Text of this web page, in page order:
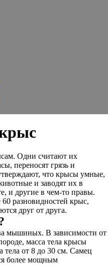
Одни считают их
переносят грязь и
что крысы умные,
и заводят их в
и другие в чем-то правы.
60 разновидностей крыс,
друг от друга.
мышиных. В зависимости от
масса тела крысы
тела от 8 до 30 см. Самец
более мощным